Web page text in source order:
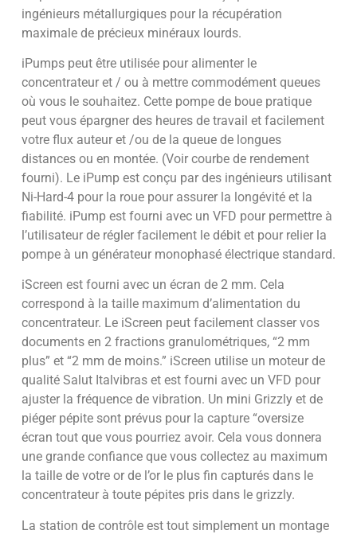
ingénieurs métallurgiques pour la récupération
maximale de précieux minéraux lourds.
iPumps peut être utilisée pour alimenter le
concentrateur et / ou à mettre commodément queues
où vous le souhaitez. Cette pompe de boue pratique
peut vous épargner des heures de travail et facilement
votre flux auteur et /ou de la queue de longues
distances ou en montée. (Voir courbe de rendement
fourni). Le iPump est conçu par des ingénieurs utilisant
Ni-Hard-4 pour la roue pour assurer la longévité et la
fiabilité. iPump est fourni avec un VFD pour permettre à
l’utilisateur de régler facilement le débit et pour relier la
pompe à un générateur monophasé électrique standard.
iScreen est fourni avec un écran de 2 mm. Cela
correspond à la taille maximum d’alimentation du
concentrateur. Le iScreen peut facilement classer vos
documents en 2 fractions granulométriques, “2 mm
plus” et “2 mm de moins.” iScreen utilise un moteur de
qualité Salut Italvibras et est fourni avec un VFD pour
ajuster la fréquence de vibration. Un mini Grizzly et de
piéger pépite sont prévus pour la capture “oversize
écran tout que vous pourriez avoir. Cela vous donnera
une grande confiance que vous collectez au maximum
la taille de votre or de l’or le plus fin capturés dans le
concentrateur à toute pépites pris dans le grizzly.
La station de contrôle est tout simplement un montage